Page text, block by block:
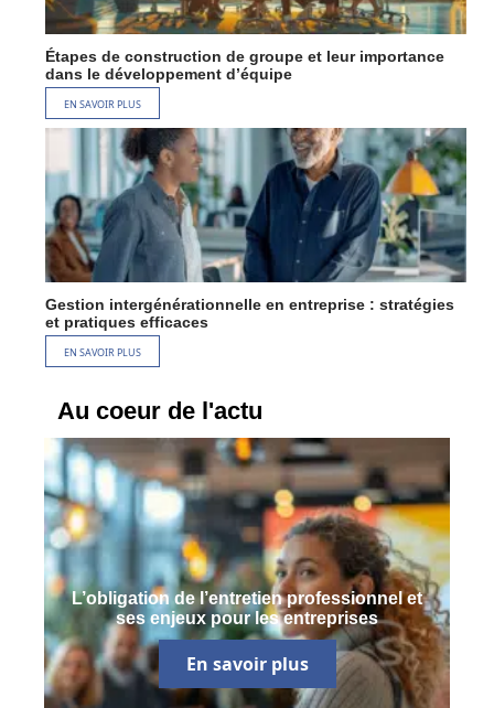
Étapes de construction de groupe et leur importance
dans le développement d’équipe
EN SAVOIR PLUS
Gestion intergénérationnelle en entreprise : stratégies
et pratiques efficaces
EN SAVOIR PLUS
Au coeur de l'actu
L’obligation de l’entretien professionnel et
ses enjeux pour les entreprises
En savoir plus